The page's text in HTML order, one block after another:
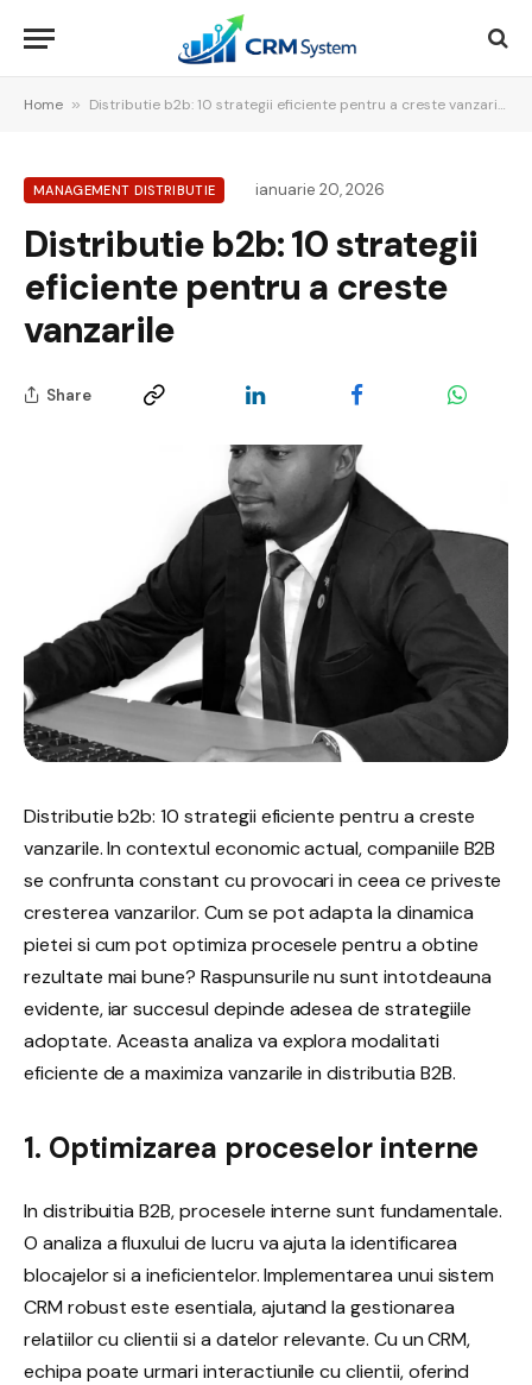
Home » Distributie b2b: 10 strategii eficiente pentru a creste vanzarile
MANAGEMENT DISTRIBUTIE ianuarie 20, 2026
Distributie b2b: 10 strategii
eficiente pentru a creste
vanzarile
Share
Distributie b2b: 10 strategii eficiente pentru a creste
vanzarile. In contextul economic actual, companiile B2B
se confrunta constant cu provocari in ceea ce priveste
cresterea vanzarilor. Cum se pot adapta la dinamica
pietei si cum pot optimiza procesele pentru a obtine
rezultate mai bune? Raspunsurile nu sunt intotdeauna
evidente, iar succesul depinde adesea de strategiile
adoptate. Aceasta analiza va explora modalitati
eficiente de a maximiza vanzarile in distributia B2B.
1. Optimizarea proceselor interne
In distribuitia B2B, procesele interne sunt fundamentale.
O analiza a fluxului de lucru va ajuta la identificarea
blocajelor si a ineficientelor. Implementarea unui sistem
CRM robust este esentiala, ajutand la gestionarea
relatiilor cu clientii si a datelor relevante. Cu un CRM,
echipa poate urmari interactiunile cu clientii, oferind